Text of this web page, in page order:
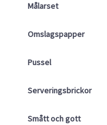
Målarset
Omslagspapper
Pussel
Serveringsbrickor
Smått och gott